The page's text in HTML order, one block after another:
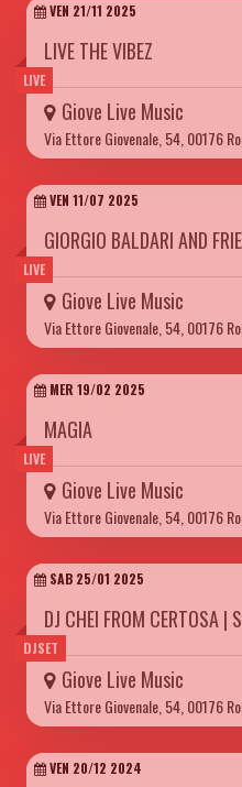
LIVE
VEN 21/11 2025
LIVE THE VIBEZ
Giove Live Music
Via Ettore Giovenale, 54, 00176
LIVE
VEN 11/07 2025
GIORGIO BALDARI AND
Giove Live Music
Via Ettore Giovenale, 54, 00176
LIVE
MER 19/02 2025
MAGIA
Giove Live Music
Via Ettore Giovenale, 54, 00176
DJSET
SAB 25/01 2025
DJ CHEI FROM CERTOSA |
Giove Live Music
Via Ettore Giovenale, 54, 00176
VEN 20/12 2024